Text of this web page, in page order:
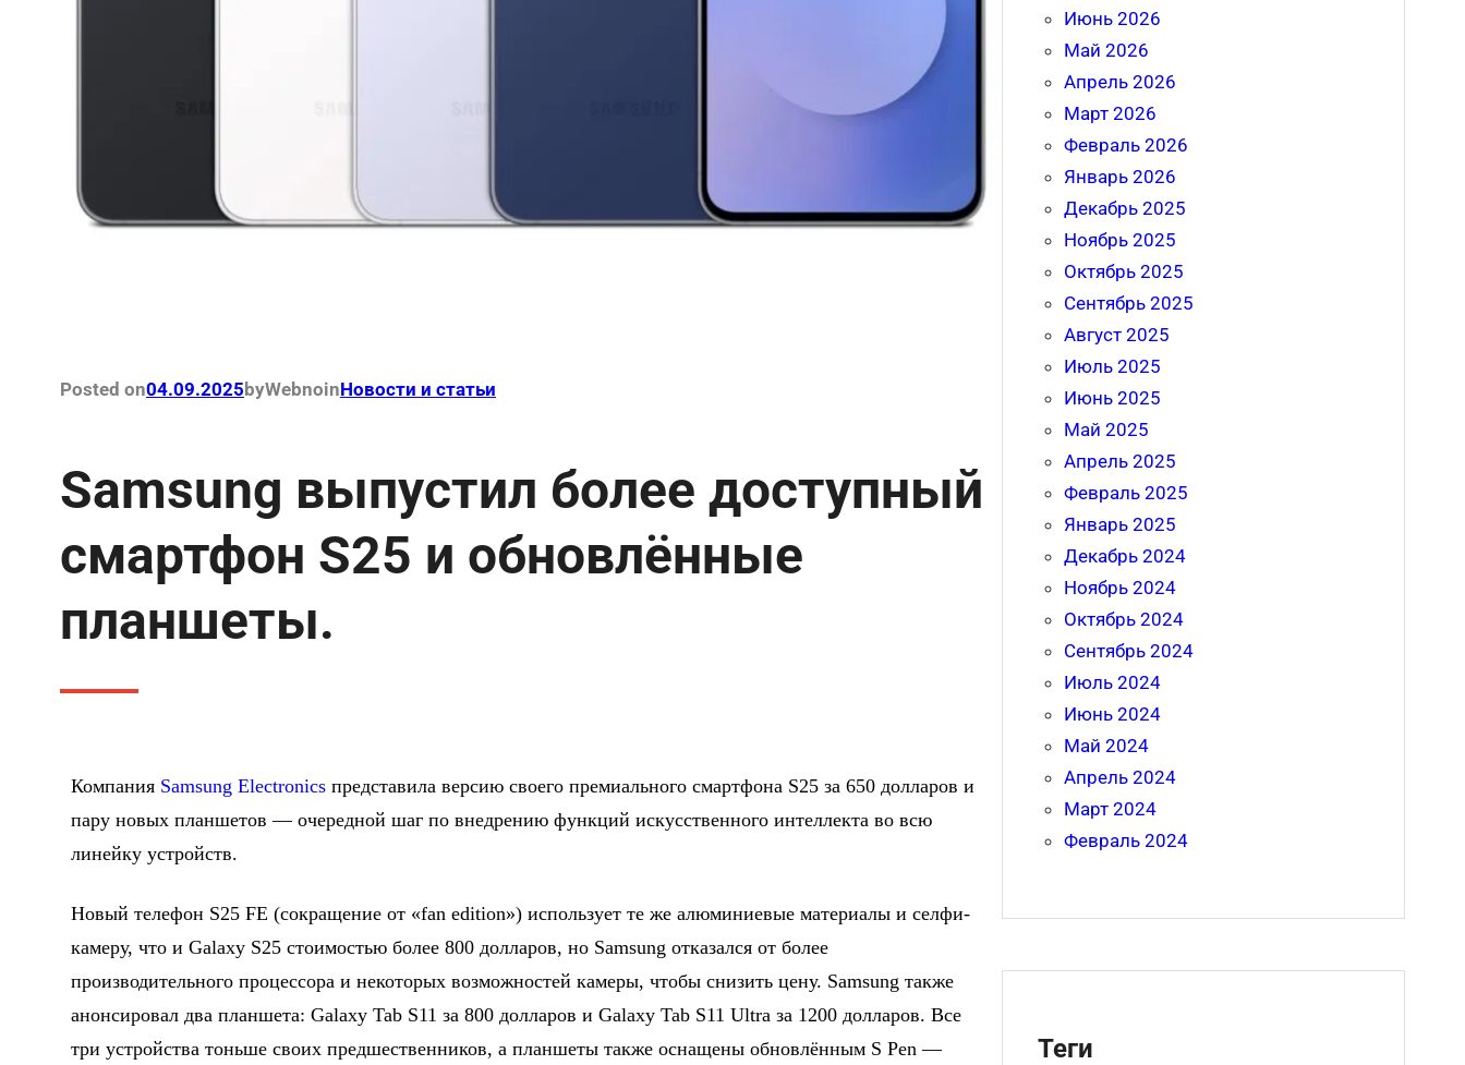
Posted on04.09.2025byWebnoinНовости и статьи
Samsung выпустил более доступный
смартфон S25 и обновлённые
планшеты.
Компания Samsung Electronics представила версию своего премиального смартфона S25 за 650 долларов и
пару новых планшетов — очередной шаг по внедрению функций искусственного интеллекта во всю
линейку устройств.
Новый телефон S25 FE (сокращение от «fan edition») использует те же алюминиевые материалы и селфи-
камеру, что и Galaxy S25 стоимостью более 800 долларов, но Samsung отказался от более
производительного процессора и некоторых возможностей камеры, чтобы снизить цену. Samsung также
анонсировал два планшета: Galaxy Tab S11 за 800 долларов и Galaxy Tab S11 Ultra за 1200 долларов. Все
три устройства тоньше своих предшественников, а планшеты также оснащены обновлённым S Pen —
Июнь 2026
Май 2026
Апрель 2026
Март 2026
Февраль 2026
Январь 2026
Декабрь 2025
Ноябрь 2025
Октябрь 2025
Сентябрь 2025
Август 2025
Июль 2025
Июнь 2025
Май 2025
Апрель 2025
Февраль 2025
Январь 2025
Декабрь 2024
Ноябрь 2024
Октябрь 2024
Сентябрь 2024
Июль 2024
Июнь 2024
Май 2024
Апрель 2024
Март 2024
Февраль 2024
Теги